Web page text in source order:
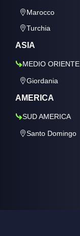
Marocco
Turchia
ASIA
MEDIO ORIENTE
Giordania
AMERICA
SUD AMERICA
Santo Domingo